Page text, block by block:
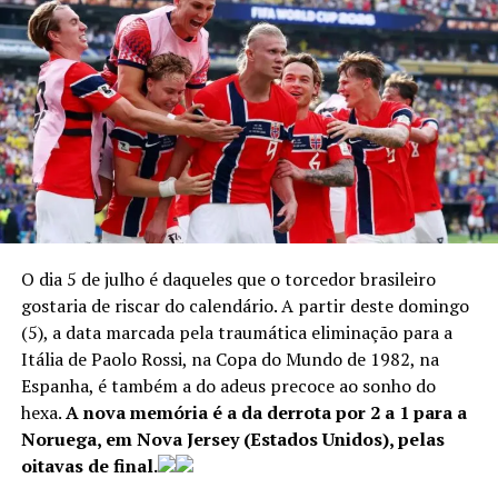
Soccer Football – FIFA World Cup 2026 – Final – Spain v
Argentina – New York/New Jersey Stadium, East
Rutherford, New Jersey, U.S. – July 19, 2026 Spain’s
Rodri lifts the trophy with teammates after winning the
O dia 5 de julho é daqueles que o torcedor brasileiro
gostaria de riscar do calendário. A partir deste domingo
(5), a data marcada pela traumática eliminação para a
Itália de Paolo Rossi, na Copa do Mundo de 1982, na
Espanha, é também a do adeus precoce ao sonho do
hexa.A nova memória é a da derrota por 2 a 1 para a
Noruega, em Nova Jersey (Estados Unidos), pelas
oitavas de final.